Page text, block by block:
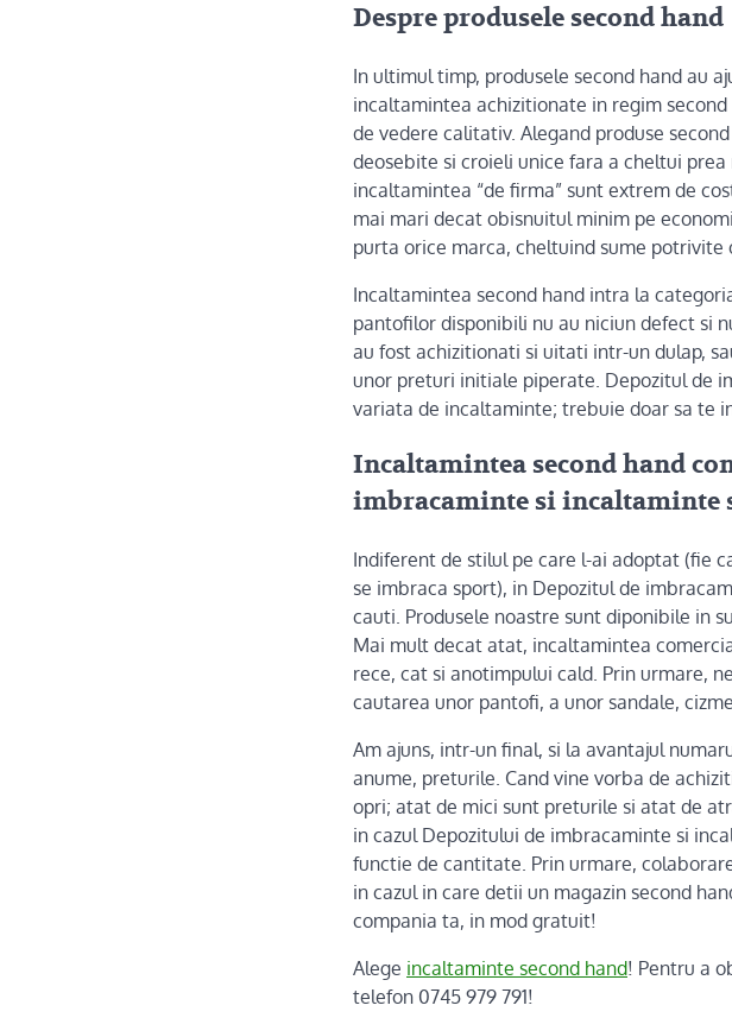
Despre produsele second hand
In ultimul timp, produsele second hand au
incaltamintea achizitionate in regim
de vedere calitativ. Alegand produse
deosebite si croieli unice fara a cheltui
incaltamintea “de firma” sunt extrem de
mai mari decat obisnuitul minim pe
purta orice marca, cheltuind sume potrivite
Incaltamintea second hand intra la
pantofilor disponibili nu au niciun defect si
au fost achizitionati si uitati intr-un dulap,
unor preturi initiale piperate. Depozitul de
variata de incaltaminte; trebuie doar sa te
Incaltamintea second hand
imbracaminte si incaltaminte
Indiferent de stilul pe care l-ai adoptat (fie
se imbraca sport), in Depozitul de
cauti. Produsele noastre sunt diponibile in
Mai mult decat atat, incaltamintea
rece, cat si anotimpului cald. Prin urmare,
cautarea unor pantofi, a unor sandale,
Am ajuns, intr-un final, si la avantajul
anume, preturile. Cand vine vorba de
opri; atat de mici sunt preturile si atat de
in cazul Depozitului de imbracaminte si
functie de cantitate. Prin urmare,
in cazul in care detii un magazin second
compania ta, in mod gratuit!
Alege incaltaminte second hand! Pentru a
telefon 0745 979 791!